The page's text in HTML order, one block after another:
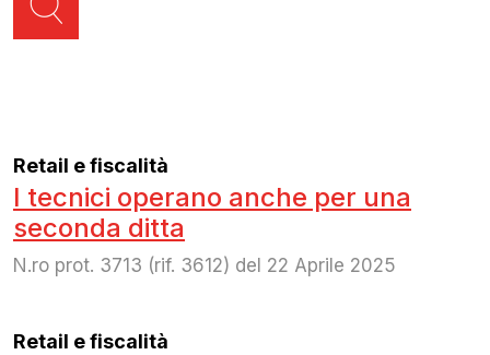
Retail e fiscalità
I tecnici operano anche per una
seconda ditta
N.ro prot. 3713 (rif. 3612) del 22 Aprile 2025
Retail e fiscalità